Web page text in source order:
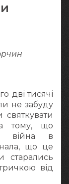
дві тисячі
не забуду
тому, що
війна в
що це
старались
від